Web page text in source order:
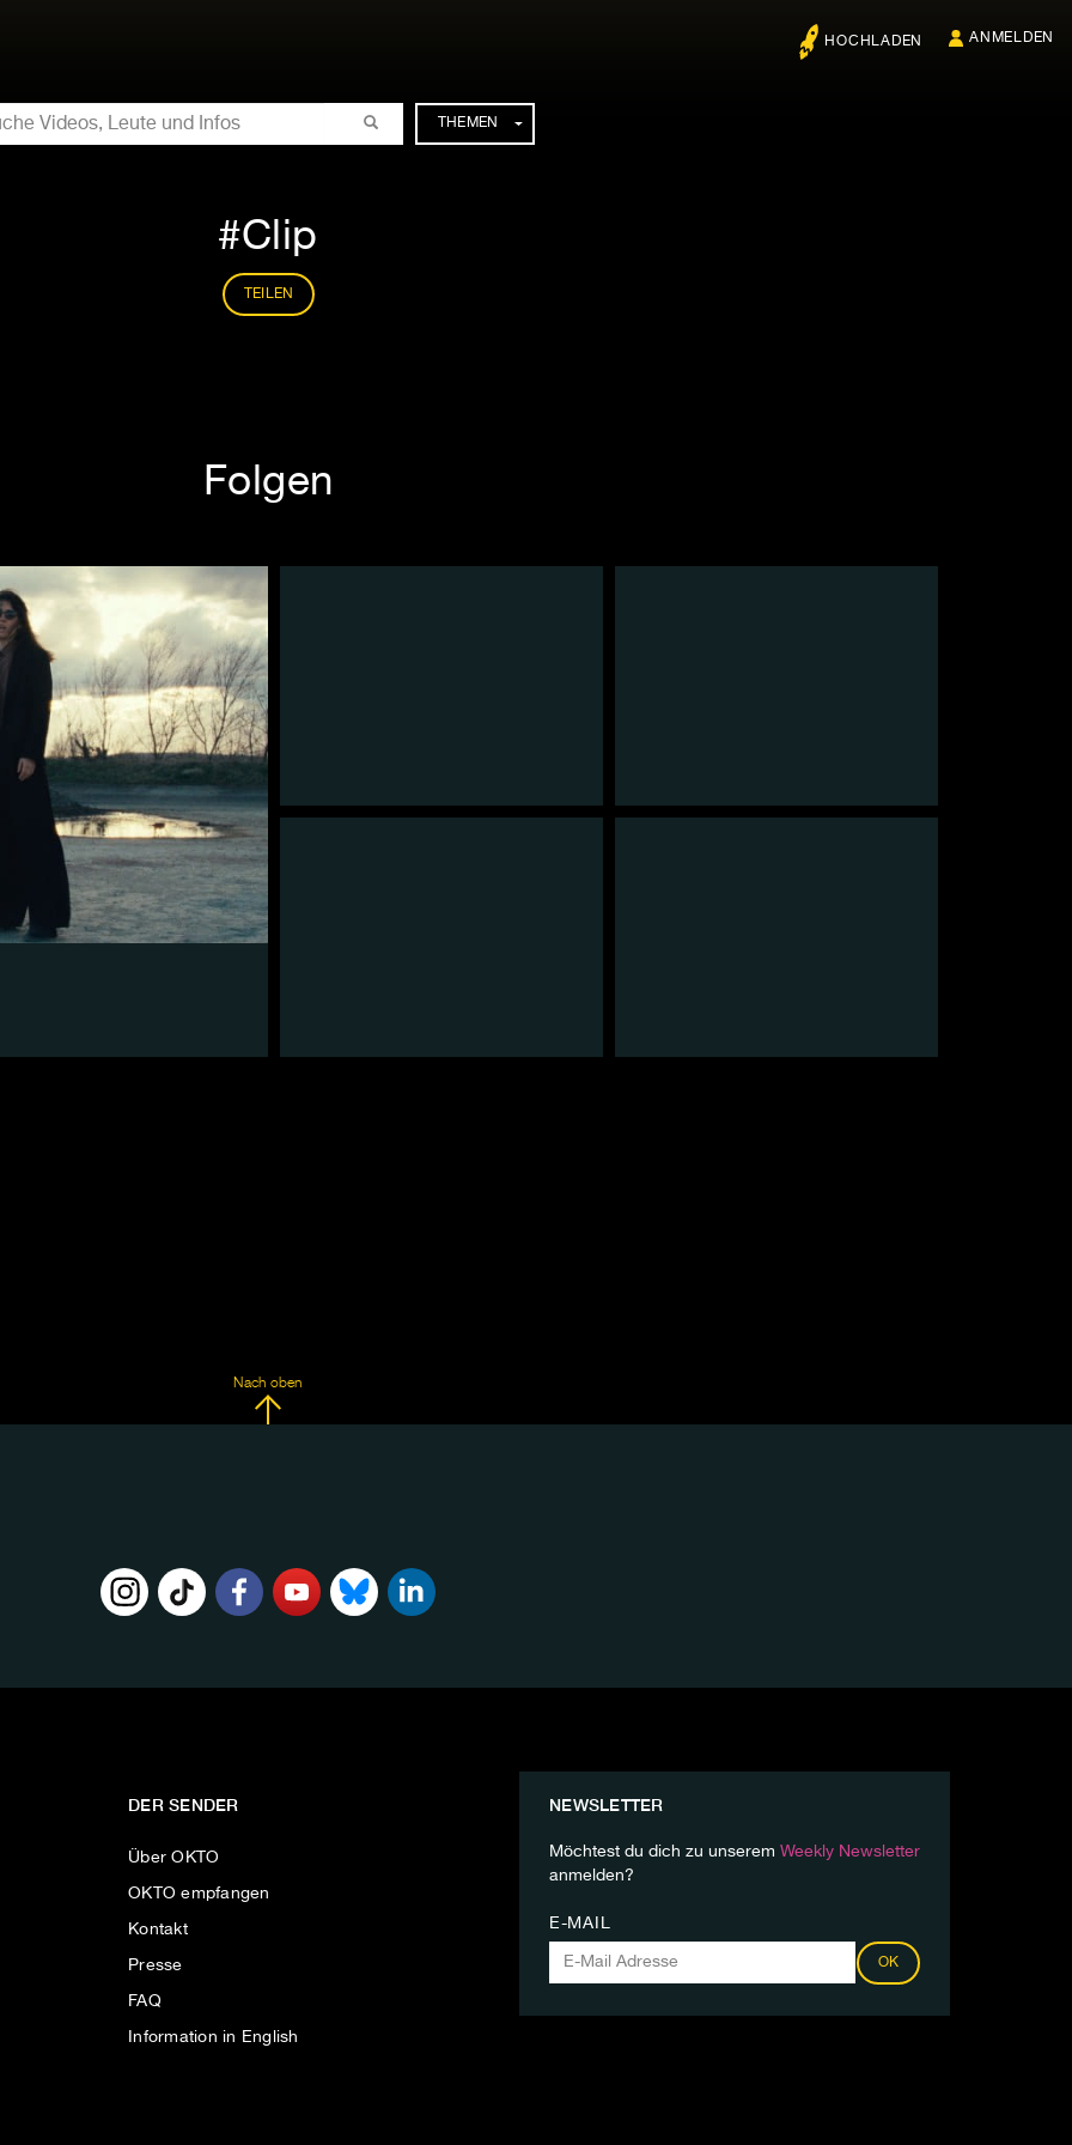
HOCHLADEN ANMELDEN
THEMEN
Clip
TEILEN
Folgen
Nach oben
DER SENDER
Über OKTO
OKTO empfangen
Kontakt
Presse
FAQ
Information in English
NEWSLETTER
Möchtest du dich zu unserem Weekly Newsletter
anmelden?
E-MAIL
OK